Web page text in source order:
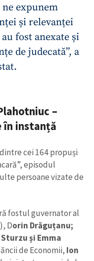
expunem
și relevanței
fost anexate și
de judecată”, a
–
în instanță
cei 164 propuși
episodul
persoane vizate de
fostul guvernator al
Dorin Drăguțanu;
și Emma
de Economii, Ion